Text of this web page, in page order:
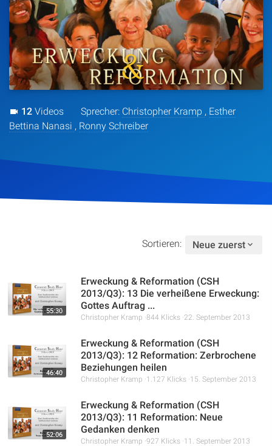
12 Videos Sprecher: Christopher Kramp , Esther
Bettina Nanasi , Ronny Schreiber
Sortieren: Neue zuerst
55:30
Erweckung & Reformation (CSH
2013/Q3): 13 Die verheißene Erweckung:
Gottes Auftrag ...
Christopher Kramp 844 Klicks 22. September 2013
46:40
Erweckung & Reformation (CSH
2013/Q3): 12 Reformation: Zerbrochene
Beziehungen heilen
Christopher Kramp 1.127 Klicks 15. September 2013
52:06
Erweckung & Reformation (CSH
2013/Q3): 11 Reformation: Neue
Gedanken denken
Christopher Kramp 927 Klicks 11. September 2013
Artikel
Podcasts
Studienzentrum
Über Uns